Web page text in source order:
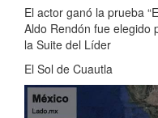
El actor ganó la prueba
Aldo Rendón fue elegido
la Suite del Líder
El Sol de Cuautla